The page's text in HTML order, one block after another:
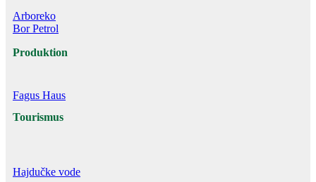
Arboreko
Bor Petrol
Produktion
Fagus Haus
Tourismus
Hajdučke vode